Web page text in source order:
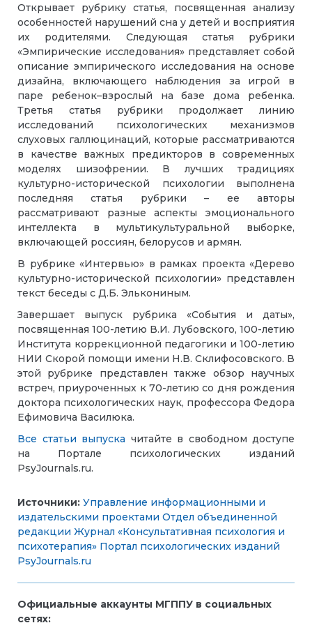
Открывает рубрику статья, посвященная анализу
особенностей нарушений сна у детей и восприятия
их родителями. Следующая статья рубрики
«Эмпирические исследования» представляет собой
описание эмпирического исследования на основе
дизайна, включающего наблюдения за игрой в
паре ребенок–взрослый на базе дома ребенка.
Третья статья рубрики продолжает линию
исследований психологических механизмов
слуховых галлюцинаций, которые рассматриваются
в качестве важных предикторов в современных
моделях шизофрении. В лучших традициях
культурно-исторической психологии выполнена
последняя статья рубрики – ее авторы
рассматривают разные аспекты эмоционального
интеллекта в мультикультуральной выборке,
включающей россиян, белорусов и армян.
В рубрике «Интервью» в рамках проекта «Дерево
культурно-исторической психологии» представлен
текст беседы с Д.Б. Элькониным.
Завершает выпуск рубрика «События и даты»,
посвященная 100-летию В.И. Лубовского, 100-летию
Института коррекционной педагогики и 100-летию
НИИ Скорой помощи имени Н.В. Склифосовского. В
этой рубрике представлен также обзор научных
встреч, приуроченных к 70-летию со дня рождения
доктора психологических наук, профессора Федора
Ефимовича Василюка.
Все статьи выпуска читайте в свободном доступе
на Портале психологических изданий
PsyJournals.ru.
Источники: Управление информационными и
издательскими проектами Отдел объединенной
редакции Журнал «Консультативная психология и
психотерапия» Портал психологических изданий
PsyJournals.ru
Официальные аккаунты МГППУ в социальных
сетях: